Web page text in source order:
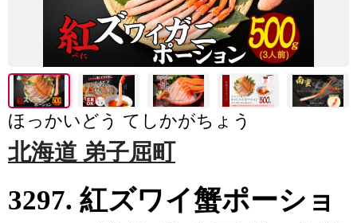
ほっかいどう てしかがちょう
北海道 弟子屈町
3297. 紅ズワイ蟹ポーショ